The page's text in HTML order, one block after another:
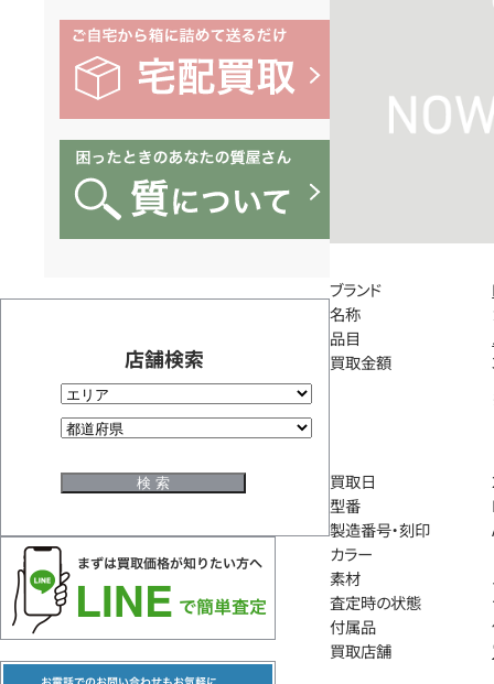
店舗検索
ブランド
名称
品目
買取金額
買取日
型番
製造番号・刻印
カラー
素材
査定時の状態
付属品
買取店舗